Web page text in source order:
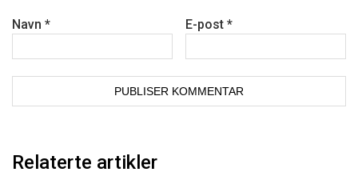
Navn * E-post*
Relaterte artikler